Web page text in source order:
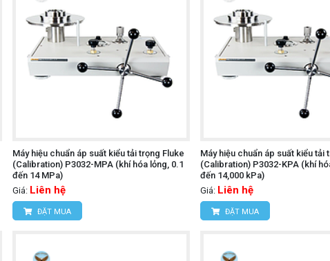
Máy hiệu chuẩn áp suất kiểu tải trọng Fluke
(Calibration) P3032-MPA (khí hóa lỏng, 0.1
đến 14 MPa)
Giá: Liên hệ
ĐẶT MUA
Máy hiệu chuẩn áp suất kiểu tải
(Calibration) P3032-KPA (khí
đến 14,000 kPa)
Giá: Liên hệ
ĐẶT MUA